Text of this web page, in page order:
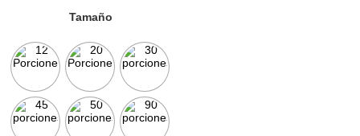
Tamaño